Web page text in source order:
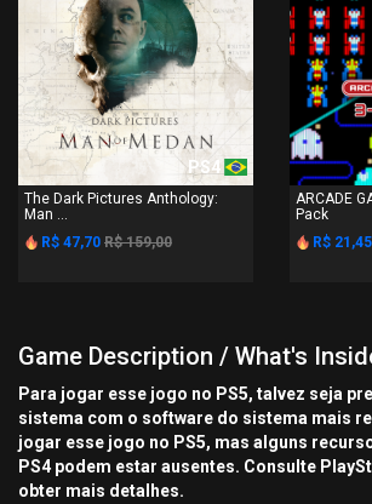
PS4
The Dark Pictures Anthology:
Man ...
R$ 47,70 R$ 159,00
ARCADE
Pack
R$ 21,45
Game Description / What's
Para jogar esse jogo no PS5, talvez seja
sistema com o software do sistema mais
jogar esse jogo no PS5, mas alguns
PS4 podem estar ausentes. Consulte
obter mais detalhes.